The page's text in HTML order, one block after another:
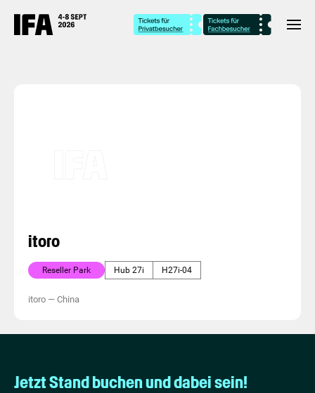
itoro
Reseller Park Hub 27i H27i-04
itoro — China
Jetzt Stand buchen und dabei sein!